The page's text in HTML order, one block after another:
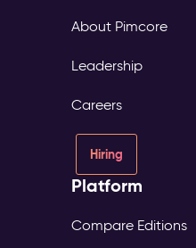
About Pimcore
Leadership
Careers
Hiring
Platform
Compare Editions